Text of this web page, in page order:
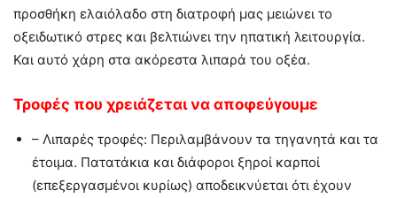
προσθήκη ελαιόλαδο στη διατροφή μας μειώνει το
οξειδωτικό στρες και βελτιώνει την ηπατική λειτουργία.
Και αυτό χάρη στα ακόρεστα λιπαρά του οξέα.
Τροφές που χρειάζεται να αποφεύγουμε
– Λιπαρές τροφές: Περιλαμβάνουν τα τηγανητά και τα
έτοιμα. Πατατάκια και διάφοροι ξηροί καρποί
(επεξεργασμένοι κυρίως) αποδεικνύεται ότι έχουν